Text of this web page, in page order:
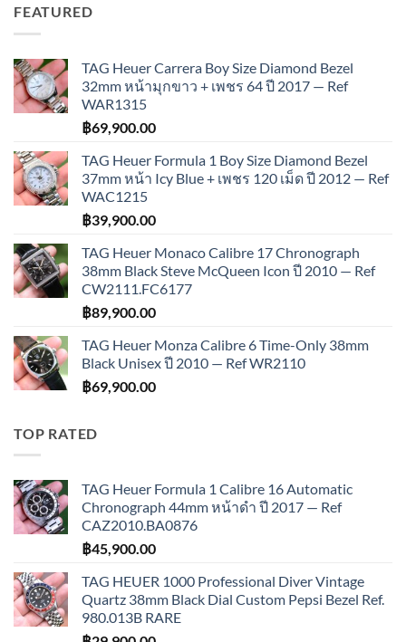
FEATURED
TAG Heuer Carrera Boy Size Diamond Bezel
32mm หน้ามุกขาว + เพชร 64 ปี 2017 — Ref
WAR1315
฿69,900.00
TAG Heuer Formula 1 Boy Size Diamond Bezel
37mm หน้า Icy Blue + เพชร 120 เม็ด ปี 2012 — Ref
WAC1215
฿39,900.00
TAG Heuer Monaco Calibre 17 Chronograph
38mm Black Steve McQueen Icon ปี 2010 — Ref
CW2111.FC6177
฿89,900.00
TAG Heuer Monza Calibre 6 Time-Only 38mm
Black Unisex ปี 2010 — Ref WR2110
฿69,900.00
TOP RATED
TAG Heuer Formula 1 Calibre 16 Automatic
Chronograph 44mm หน้าดำ ปี 2017 — Ref
CAZ2010.BA0876
฿45,900.00
TAG HEUER 1000 Professional Diver Vintage
Quartz 38mm Black Dial Custom Pepsi Bezel Ref.
980.013B RARE